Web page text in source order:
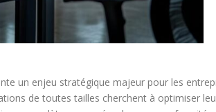
un enjeu stratégique majeur pour les
de toutes tailles cherchent à optimiser